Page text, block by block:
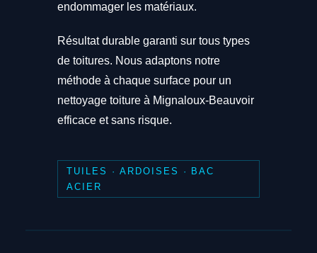
endommager les matériaux.
Résultat durable garanti sur tous types
de toitures. Nous adaptons notre
méthode à chaque surface pour un
nettoyage toiture à Mignaloux-Beauvoir
efficace et sans risque.
TUILES · ARDOISES · BAC
ACIER